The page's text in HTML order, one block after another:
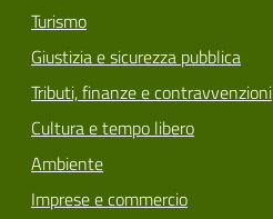
Turismo
Giustizia e sicurezza pubblica
Tributi, finanze e contravvenzioni
Cultura e tempo libero
Ambiente
Imprese e commercio